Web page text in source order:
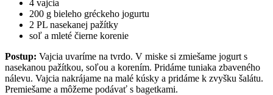
4 vajcia
200 g bieleho gréckeho jogurtu
2 PL nasekanej pažítky
soľ a mleté čierne korenie
Postup: Vajcia uvaríme na tvrdo. V miske si zmiešame jogurt s
nasekanou pažítkou, soľou a korením. Pridáme tuniaka zbaveného
nálevu. Vajcia nakrájame na malé kúsky a pridáme k zvyšku šalátu.
Premiešame a môžeme podávať s bagetkami.